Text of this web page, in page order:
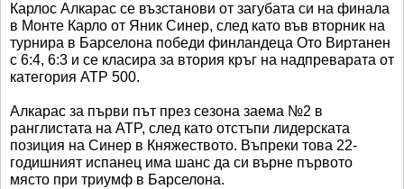
Карлос Алкарас се възстанови от загубата си на финала
в Монте Карло от Яник Синер, след като във вторник на
турнира в Барселона победи финландеца Ото Виртанен
с 6:4, 6:3 и се класира за втория кръг на надпреварата от
категория ATP 500.
Алкарас за първи път през сезона заема №2 в
ранглистата на ATP, след като отстъпи лидерската
позиция на Синер в Княжеството. Въпреки това 22-
годишният испанец има шанс да си върне първото
място при триумф в Барселона.